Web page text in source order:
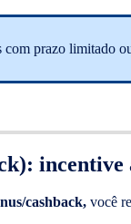
com prazo limitado
cashback, você